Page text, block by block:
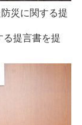
災に関する提
提言書を提